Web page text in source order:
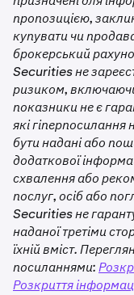
пропозицією,
купувати чи
брокерський
Securities не
ризиком,
показники не є
які гіперпосилання
бути надані або
додаткової
схвалення або
послуг, осіб або
Securities не
наданої третіми
їхній вміст.
посиланнями:
Розкриття